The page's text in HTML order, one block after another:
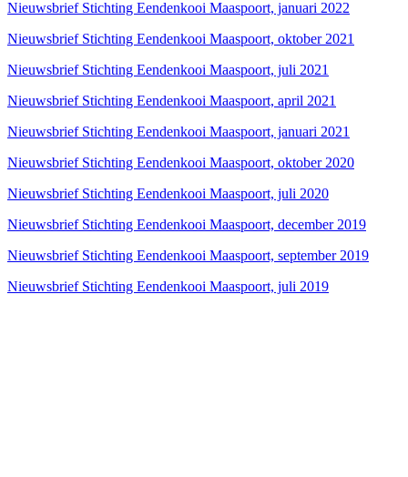
Nieuwsbrief Stichting Eendenkooi Maaspoort, januari 2022
Nieuwsbrief Stichting Eendenkooi Maaspoort, oktober 2021
Nieuwsbrief Stichting Eendenkooi Maaspoort, juli 2021
Nieuwsbrief Stichting Eendenkooi Maaspoort, april 2021
Nieuwsbrief Stichting Eendenkooi Maaspoort, januari 2021
Nieuwsbrief Stichting Eendenkooi Maaspoort, oktober 2020
Nieuwsbrief Stichting Eendenkooi Maaspoort, juli 2020
Nieuwsbrief Stichting Eendenkooi Maaspoort, december 2019
Nieuwsbrief Stichting Eendenkooi Maaspoort, september 2019
Nieuwsbrief Stichting Eendenkooi Maaspoort, juli 2019